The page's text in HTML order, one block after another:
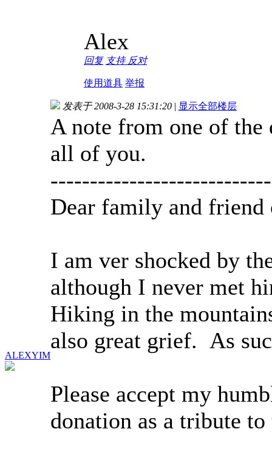
Alex
回复 支持 反对
使用道具 举报
ALEXYIM
发表于 2008-3-28 15:31:20 | 显示全部楼层
A note from one of
all of you.
Dear family and
I am ver shocked by
although I never met
Hiking in the
also great grief. As
Please accept my
donation as a tribute